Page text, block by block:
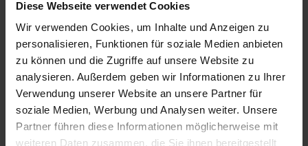
Diese Webseite verwendet Cookies
Wir verwenden Cookies, um Inhalte und Anzeigen zu
personalisieren, Funktionen für soziale Medien anbieten
zu können und die Zugriffe auf unsere Website zu
analysieren. Außerdem geben wir Informationen zu Ihrer
Verwendung unserer Website an unsere Partner für
soziale Medien, Werbung und Analysen weiter. Unsere
Partner führen diese Informationen möglicherweise mit
weiteren Daten zusammen, die Sie ihnen bereitgestellt
Symposiums „Musikbeziehungen zwischen
Frankreich und Deutschland in der 2. Hälfte des 18.
Jahrhunderts“ sowie freie Referate zur Problematik
des deutsch-französischen Musiktransfers, die
während der ersten gemeinsamen Tagung der
Gesellschaft für Musikforschung und der Société
française de musicologie 1999 Saarbrükken
gehalten wurden.